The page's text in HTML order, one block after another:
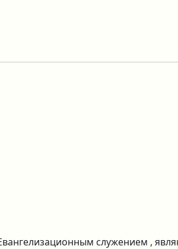
служением ,